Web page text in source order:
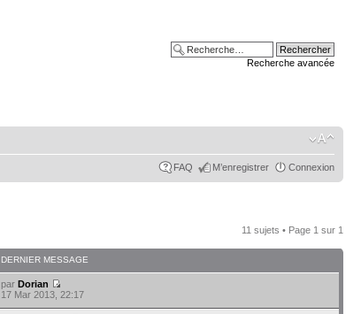
Recherche avancée
FAQ M’enregistrer Connexion
11 sujets • Page 1 sur 1
DERNIER MESSAGE
parDorian
17 Mar 2013, 22:17